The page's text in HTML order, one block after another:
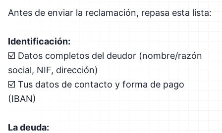
Antes de enviar la reclamación, repasa esta lista:
Identificación:
☑️ Datos completos del deudor (nombre/razón
social, NIF, dirección)
☑️ Tus datos de contacto y forma de pago
(IBAN)
La deuda: